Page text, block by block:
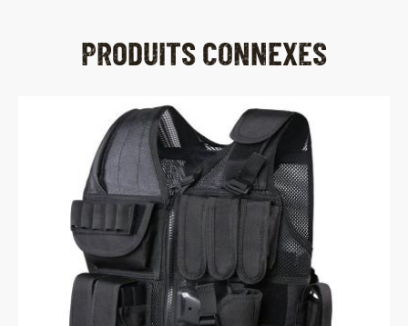
PRODUITS CONNEXES